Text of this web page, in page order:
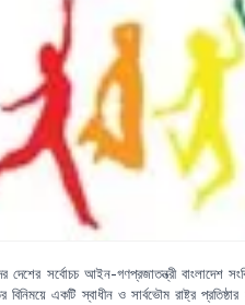
দেশের সর্বোচচ আইন-গণপ্রজাতন্ত্রী বাংলাদেশ
বিনিময়ে একটি স্বাধীন ও সার্বভৌম রাষ্ট্র